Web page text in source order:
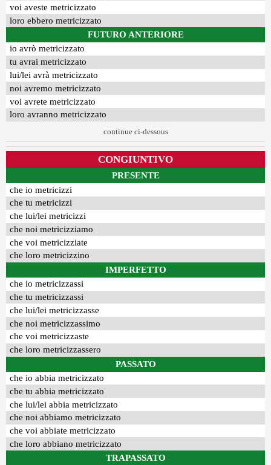
voi aveste metricizzato
loro ebbero metricizzato
FUTURO ANTERIORE
io avrò metricizzato
tu avrai metricizzato
lui/lei avrà metricizzato
noi avremo metricizzato
voi avrete metricizzato
loro avranno metricizzato
continue ci-dessous
CONGIUNTIVO
PRESENTE
che io metricizzi
che tu metricizzi
che lui/lei metricizzi
che noi metricizziamo
che voi metricizziate
che loro metricizzino
IMPERFETTO
che io metricizzassi
che tu metricizzassi
che lui/lei metricizzasse
che noi metricizzassimo
che voi metricizzaste
che loro metricizzassero
PASSATO
che io abbia metricizzato
che tu abbia metricizzato
che lui/lei abbia metricizzato
che noi abbiamo metricizzato
che voi abbiate metricizzato
che loro abbiano metricizzato
TRAPASSATO